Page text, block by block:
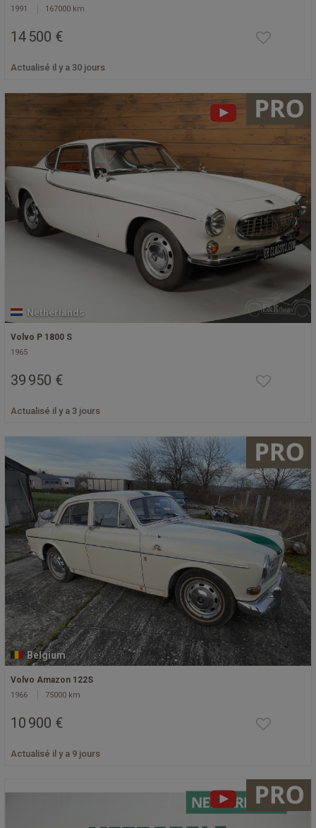
1991 167000 km
14 500 €
Actualisé il y a 30 jours
Netherlands
Volvo P 1800 S
1965
39 950 €
Actualisé il y a 3 jours
Belgium
Volvo Amazon 122S
1966 75000 km
10 900 €
Actualisé il y a 9 jours